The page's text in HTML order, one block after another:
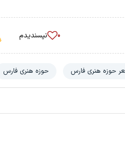
۰ نپسندیدم
حوزه هنری فارس حوزه هنری فارس